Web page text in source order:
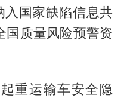
国家缺陷信息共
国质量风险预警资
重运输车安全隐